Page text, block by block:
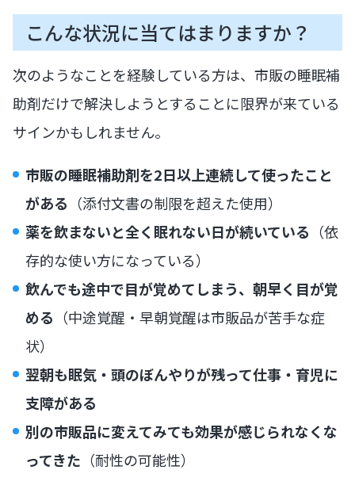
こんな状況に当てはまりますか？
次のようなことを経験している方は、市販の睡眠補
助剤だけで解決しようとすることに限界が来ている
サインかもしれません。
市販の睡眠補助剤を2日以上連続して使ったこと
がある （添付文書の制限を超えた使用）
薬を飲まないと全く眠れない日が続いている （依
存的な使い方になっている）
飲んでも途中で目が覚めてしまう、朝早く目が覚
める （中途覚醒・早朝覚醒は市販品が苦手な症
状）
翌朝も眠気・頭のぼんやりが残って仕事・育児に
支障がある
別の市販品に変えてみても効果が感じられなくな
ってきた （耐性の可能性）